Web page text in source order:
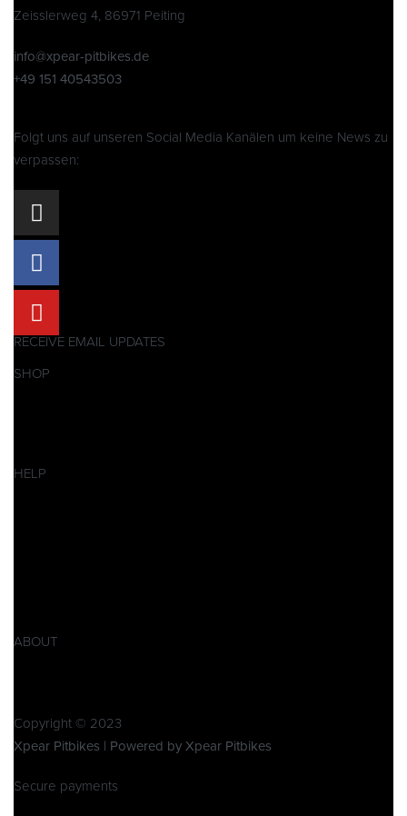
Zeisslerweg 4, 86971 Peiting
info@xpear-pitbikes.de
+49 151 40543503
Folgt uns auf unseren Social Media Kanälen um keine News zu
verpassen:
RECEIVE EMAIL UPDATES
SHOP
HELP
ABOUT
Copyright © 2023
Xpear Pitbikes | Powered by Xpear Pitbikes
Secure payments